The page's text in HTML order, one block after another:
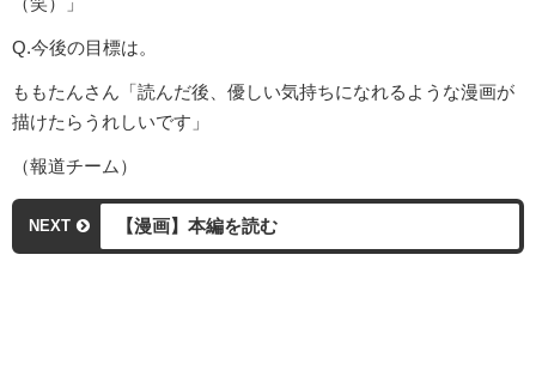
Q.今後の目標は。
ももたんさん「読んだ後、優しい気持ちになれるような漫画が
描けたらうれしいです」
（報道チーム）
NEXT 【漫画】本編を読む